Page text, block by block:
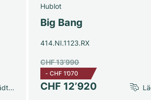
Hublot
Big Bang
414.NI.1123.RX
CHF 12’920
CHF 13’990
- CHF 1’070